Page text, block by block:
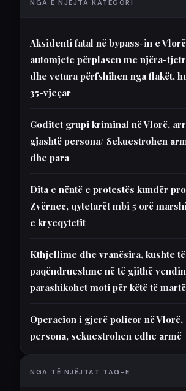
NGA E NJËJTA KATEGORI
Aksidenti fatal në bypass-in e
automjete përplasen me njëra-
dhe vetura përfshihen nga flakët,
35-vjeçar
Goditet grupi kriminal në Vlorë,
gjashtë persona/ Sekuestrohen
dhe para
Dita e nëntë e protestës kundër
Zvërnec, qytetarët mbi 5 orë
e kryeqytetit
Kthjellime dhe vranësira, kushte të
paqëndrueshme në të gjithë
parashikohet moti për këtë të martë
Operacion i gjerë policor në Vlorë,
persona, sekuestrohen edhe armë
NGA TË NJËJTAT TAG-E